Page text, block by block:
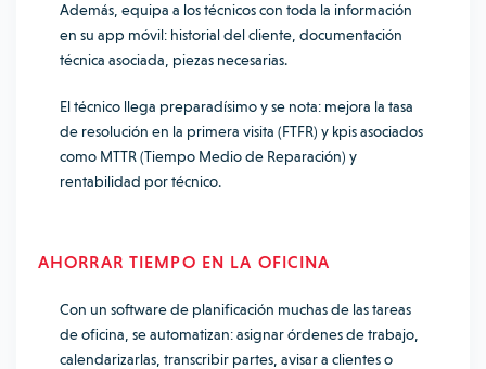
Además, equipa a los técnicos con toda la información
en su app móvil: historial del cliente, documentación
técnica asociada, piezas necesarias.
El técnico llega preparadísimo y se nota: mejora la tasa
de resolución en la primera visita (FTFR) y kpis asociados
como MTTR (Tiempo Medio de Reparación) y
rentabilidad por técnico.
AHORRAR TIEMPO EN LA OFICINA
Con un software de planificación muchas de las tareas
de oficina, se automatizan: asignar órdenes de trabajo,
calendarizarlas, transcribir partes, avisar a clientes o